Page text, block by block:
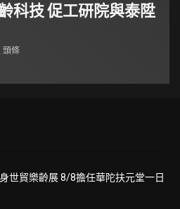
科技 促工研院與泰陞
頭條
世貿樂齡展 8/8擔任華陀扶元堂一日